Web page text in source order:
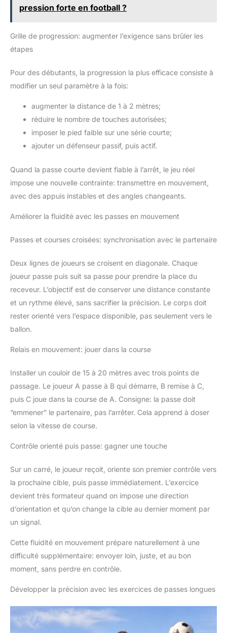
cibles d'obstacles et bien plus encore.
pression forte en football ?
Grille de progression: augmenter l’exigence sans brûler les
étapes
Pour des débutants, la progression la plus efficace consiste à
modifier un seul paramètre à la fois:
augmenter la distance de 1 à 2 mètres;
réduire le nombre de touches autorisées;
imposer le pied faible sur une série courte;
ajouter un défenseur passif, puis actif.
Quand la passe courte devient fiable à l’arrêt, le jeu réel
impose une nouvelle contrainte: transmettre en mouvement,
avec des appuis instables et des angles changeants.
Améliorer la fluidité avec les passes en mouvement
Passes et courses croisées: synchronisation avec le partenaire
Deux lignes de joueurs se croisent en diagonale. Chaque
joueur passe puis suit sa passe pour prendre la place du
receveur. L’objectif est de conserver une distance constante
et un rythme élevé, sans sacrifier la précision. Le corps doit
rester orienté vers l’espace disponible, pas seulement vers le
ballon.
Relais en mouvement: jouer dans la course
Installer un couloir de 15 à 20 mètres avec trois points de
passage. Le joueur A passe à B qui démarre, B remise à C,
puis C joue dans la course de A. Consigne: la passe doit
“emmener” le partenaire, pas l’arrêter. Cela apprend à doser
selon la vitesse de course.
Contrôle orienté puis passe: gagner une touche
Sur un carré, le joueur reçoit, oriente son premier contrôle vers
la prochaine cible, puis passe immédiatement. L’exercice
devient très formateur quand on impose une direction
d’orientation et qu’on change la cible au dernier moment par
un signal.
Cette fluidité en mouvement prépare naturellement à une
difficulté supplémentaire: envoyer loin, juste, et au bon
moment, sans perdre en contrôle.
Développer la précision avec les exercices de passes longues